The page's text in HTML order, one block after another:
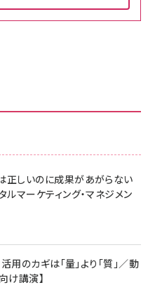
06/24号 No.2500増刊
ョン[王道エンタメの矜持／
07/08号 No.2502[2026
に１億貯めた株式投資
ーカー保証5年 KLMEA128G
ィルム iPhone 17 用 保護フィ
いPhone17 (6.3インチ) 対応
ーカー保証5年 KLMEA128G
カード - Amazonロゴ - クラ
III Flow USB-C & USB-C
ミッドナイトブラック)
正しいのに成果があがらない
マーケティング・マネジメン
のカギは「量」より「質」／動
け講演】